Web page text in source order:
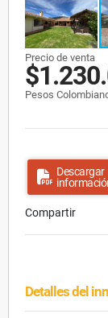
Precio de venta
Pesos
Descargar
Compartir
Detalles del